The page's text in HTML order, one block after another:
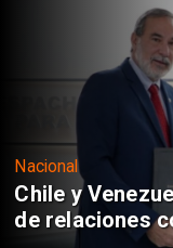
Nacional
Chile y
de relaciones